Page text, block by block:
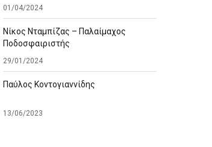
01/04/2024
Νίκος Νταμπίζας – Παλαίμαχος
Ποδοσφαιριστής
29/01/2024
Παύλος Κοντογιαννίδης
13/06/2023